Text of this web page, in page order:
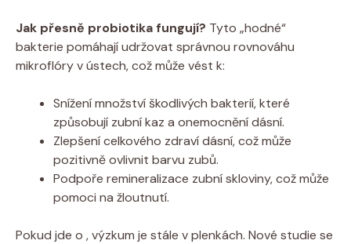
Jak přesně probiotika fungují? Tyto „hodné“
bakterie pomáhají udržovat správnou rovnováhu
mikroflóry v ústech, což může vést k:
Snížení množství škodlivých bakterií, které
způsobují zubní kaz a onemocnění dásní.
Zlepšení celkového zdraví dásní, což může
pozitivně ovlivnit barvu zubů.
Podpoře remineralizace zubní skloviny, což může
pomoci na žloutnutí.
Pokud jde o , výzkum je stále v plenkách. Nové studie se